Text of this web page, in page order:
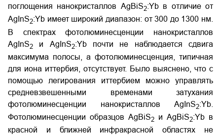
поглощения нанокристаллов AgBiS2:Yb в отличие от
AgInS2:Yb имеет широкий диапазон: от 300 до 1300 нм.
В спектрах фотолюминесценции нанокристаллов
AgInS2 и AgInS2:Yb почти не наблюдается сдвига
максимума полосы, а фотолюминесценция, типичная
для иона иттербия, отсутствует. Было выяснено, что с
помощью легирования иттербием можно управлять
средневзвешенными временами затухания
фотолюминесценции нанокристаллов AgInS2:Yb.
Фотолюминесценции образцов AgBiS2 и AgBiS2:Yb в
красной и ближней инфракрасной областях не